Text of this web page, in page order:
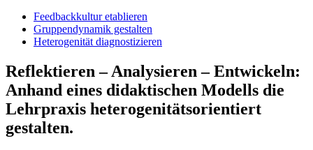
Feedbackkultur etablieren
Gruppendynamik gestalten
Heterogenität diagnostizieren
Reflektieren – Analysieren – Entwickeln:
Anhand eines didaktischen Modells die
Lehrpraxis heterogenitätsorientiert
gestalten.